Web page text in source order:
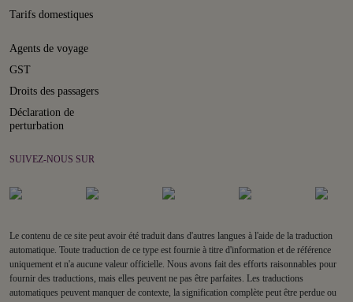
Tarifs domestiques
Agents de voyage
GST
Droits des passagers
Déclaration de
perturbation
SUIVEZ-NOUS SUR
Le contenu de ce site peut avoir été traduit dans d'autres langues à l'aide de la traduction
automatique. Toute traduction de ce type est fournie à titre d'information et de référence
uniquement et n'a aucune valeur officielle. Nous avons fait des efforts raisonnables pour
fournir des traductions, mais elles peuvent ne pas être parfaites. Les traductions
automatiques peuvent manquer de contexte, la signification complète peut être perdue ou